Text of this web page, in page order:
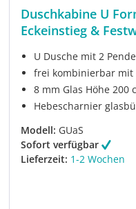
Duschkabine U
Eckeinstieg &
U Dusche mit 2
frei kombinierbar mit
8 mm Glas Höhe 200
Hebescharnier
Modell: GUaS
Sofort verfügbar
Lieferzeit: 1-2 Wochen